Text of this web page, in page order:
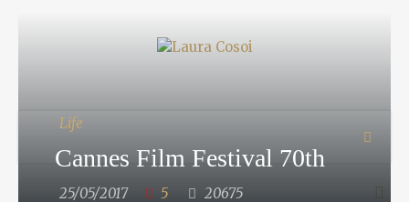
Life
Cannes Film Festival 70th
25/05/2017 5 20675